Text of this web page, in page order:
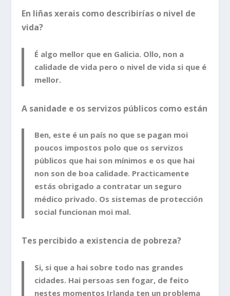
En liñas xerais como describirías o nivel de
vida?
É algo mellor que en Galicia. Ollo, non a
calidade de vida pero o nivel de vida si que é
mellor.
A sanidade e os servizos públicos como están
Ben, este é un país no que se pagan moi
poucos impostos polo que os servizos
públicos que hai son mínimos e os que hai
non son de boa calidade. Practicamente
estás obrigado a contratar un seguro
médico privado. Os sistemas de protección
social funcionan moi mal.
Tes percibido a existencia de pobreza?
Si, si que a hai sobre todo nas grandes
cidades. Hai persoas sen fogar, de feito
nestes momentos Irlanda ten un problema